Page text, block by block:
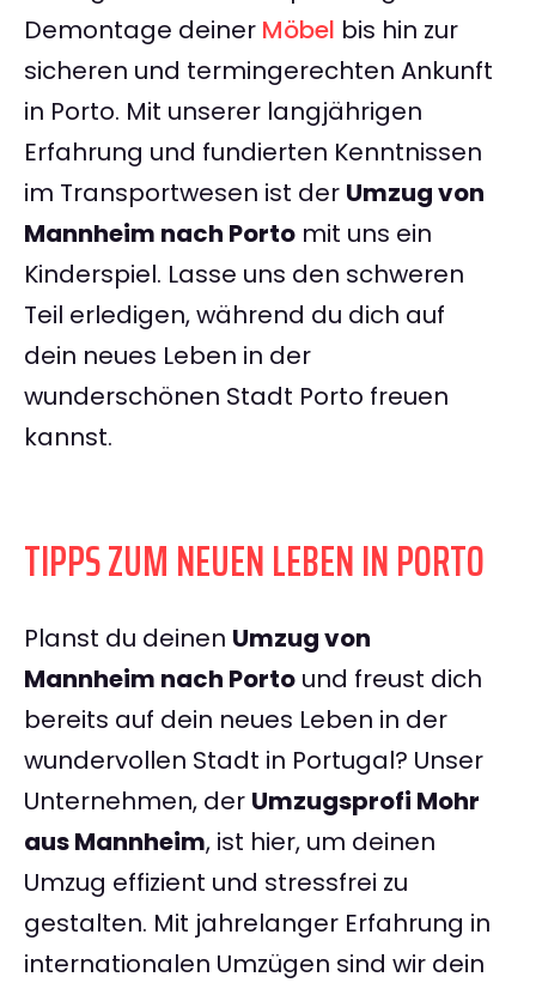
Demontage deiner Möbel bis hin zur
sicheren und termingerechten Ankunft
in Porto. Mit unserer langjährigen
Erfahrung und fundierten Kenntnissen
im Transportwesen ist der Umzug von
Mannheim nach Porto mit uns ein
Kinderspiel. Lasse uns den schweren
Teil erledigen, während du dich auf
dein neues Leben in der
wunderschönen Stadt Porto freuen
kannst.
TIPPS ZUM NEUEN LEBEN IN PORTO
Planst du deinen Umzug von
Mannheim nach Porto und freust dich
bereits auf dein neues Leben in der
wundervollen Stadt in Portugal? Unser
Unternehmen, der Umzugsprofi Mohr
aus Mannheim, ist hier, um deinen
Umzug effizient und stressfrei zu
gestalten. Mit jahrelanger Erfahrung in
internationalen Umzügen sind wir dein